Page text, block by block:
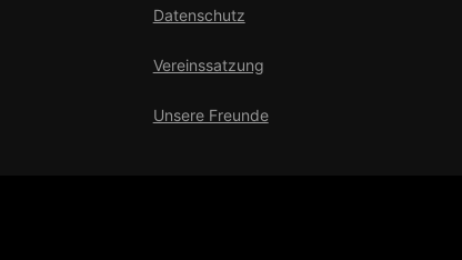
Datenschutz
Vereinssatzung
Unsere Freunde